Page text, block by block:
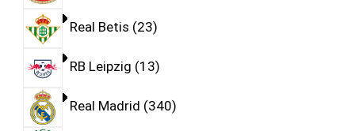
Real Betis 23
RB Leipzig 13
Real Madrid 340